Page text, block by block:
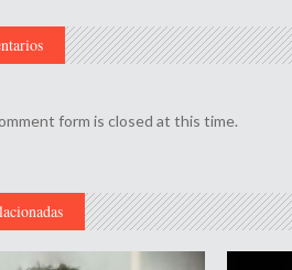
form is closed at this time.